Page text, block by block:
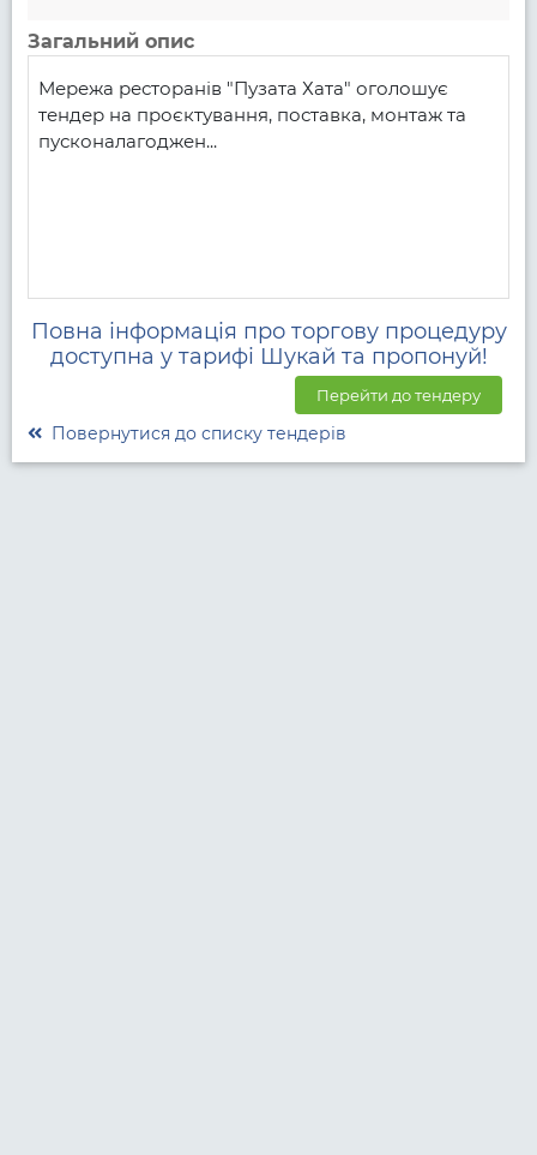
Загальний опис
Мережа ресторанів "Пузата Хата" оголошує
тендер на проєктування, поставка, монтаж та
пусконалагоджен...
Повна інформація про торгову процедуру
доступна у тарифі Шукай та пропонуй!
Перейти до тендеру
Повернутися до списку тендерів